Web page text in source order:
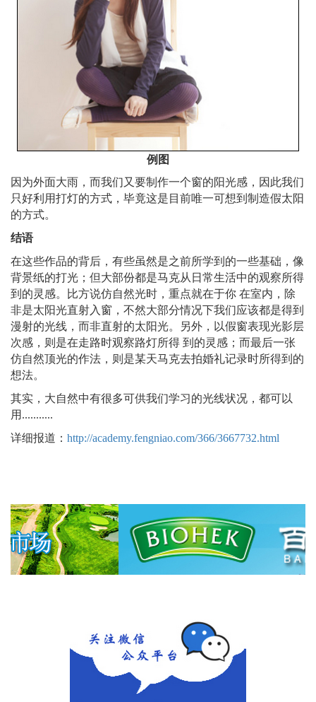
例图
因为外面大雨，而我们又要制作一个窗的阳光感，因此我们
只好利用打灯的方式，毕竟这是目前唯一可想到制造假太阳
的方式。
结语
在这些作品的背后，有些虽然是之前所学到的一些基础，像
背景纸的打光；但大部份都是马克从日常生活中的观察所得
到的灵感。比方说仿自然光时，重点就在于你 在室内，除
非是太阳光直射入窗，不然大部分情况下我们应该都是得到
漫射的光线，而非直射的太阳光。另外，以假窗表现光影层
次感，则是在走路时观察路灯所得 到的灵感；而最后一张
仿自然顶光的作法，则是某天马克去拍婚礼记录时所得到的
想法。
其实，大自然中有很多可供我们学习的光线状况，都可以
用...........
详细报道： http://academy.fengniao.com/366/3667732.html